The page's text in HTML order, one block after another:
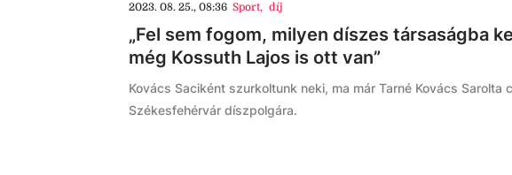
2023. 08. 25., 08:36 Sport, díj
„Fel sem fogom, milyen díszes társaságba
még Kossuth Lajos is ott van”
Kovács Saciként szurkoltunk neki, ma már Tarné Kovács Sarolta
Székesfehérvár díszpolgára.